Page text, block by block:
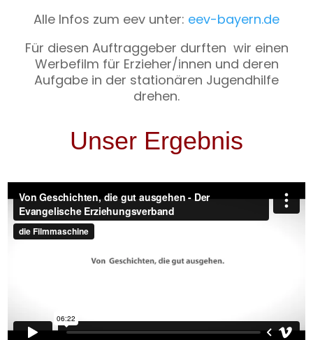
Alle Infos zum eev unter: eev-bayern.de
Für diesen Auftraggeber durften wir einen
Werbefilm für Erzieher/innen und deren
Aufgabe in der stationären Jugendhilfe
drehen.
Unser Ergebnis